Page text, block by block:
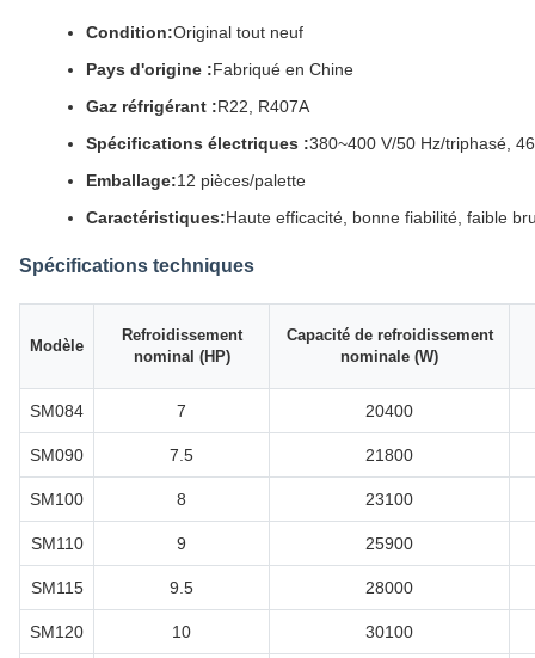
Condition:Original tout neuf
Pays d'origine :Fabriqué en Chine
Gaz réfrigérant :R22, R407A
Spécifications électriques :380~400 V/50 Hz/triphasé,
Emballage:12 pièces/palette
Caractéristiques:Haute efficacité, bonne fiabilité, faible
Spécifications techniques
Modèle
Refroidissement
nominal (HP)
Capacité de refroidissement
nominale (W)
SM084 7 20400
SM090 7.5 21800
SM100 8 23100
SM110 9 25900
SM115 9.5 28000
SM120 10 30100